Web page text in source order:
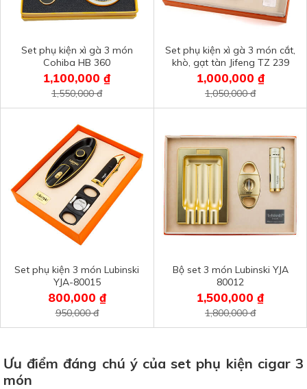
Set phụ kiện xì gà 3 món
Cohiba HB 360
1,100,000 ₫
1,550,000 đ
Set phụ kiện xì gà 3 món cắt,
khò, gạt tàn Jifeng TZ 239
1,000,000 ₫
1,050,000 đ
Set phụ kiện 3 món Lubinski
YJA-80015
800,000 ₫
950,000 đ
Bộ set 3 món Lubinski YJA
80012
1,500,000 ₫
1,800,000 đ
Ưu điểm đáng chú ý của set phụ kiện cigar 3
món